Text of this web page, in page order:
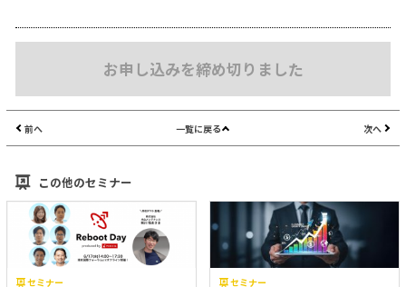
お申し込みを締め切りました
前へ 一覧に戻る 次へ
この他のセミナー
セミナー
セミナー